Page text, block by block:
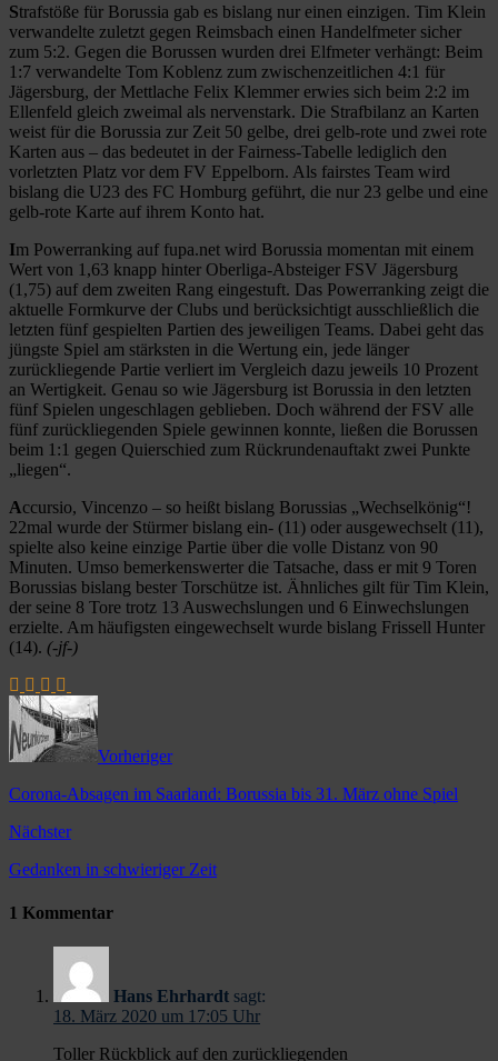
Strafstöße für Borussia gab es bislang nur einen einzigen. Tim Klein
verwandelte zuletzt gegen Reimsbach einen Handelfmeter sicher
zum 5:2. Gegen die Borussen wurden drei Elfmeter verhängt: Beim
1:7 verwandelte Tom Koblenz zum zwischenzeitlichen 4:1 für
Jägersburg, der Mettlache Felix Klemmer erwies sich beim 2:2 im
Ellenfeld gleich zweimal als nervenstark. Die Strafbilanz an Karten
weist für die Borussia zur Zeit 50 gelbe, drei gelb-rote und zwei rote
Karten aus – das bedeutet in der Fairness-Tabelle lediglich den
vorletzten Platz vor dem FV Eppelborn. Als fairstes Team wird
bislang die U23 des FC Homburg geführt, die nur 23 gelbe und eine
gelb-rote Karte auf ihrem Konto hat.
Im Powerranking auf fupa.net wird Borussia momentan mit einem
Wert von 1,63 knapp hinter Oberliga-Absteiger FSV Jägersburg
(1,75) auf dem zweiten Rang eingestuft. Das Powerranking zeigt die
aktuelle Formkurve der Clubs und berücksichtigt ausschließlich die
letzten fünf gespielten Partien des jeweiligen Teams. Dabei geht das
jüngste Spiel am stärksten in die Wertung ein, jede länger
zurückliegende Partie verliert im Vergleich dazu jeweils 10 Prozent
an Wertigkeit. Genau so wie Jägersburg ist Borussia in den letzten
fünf Spielen ungeschlagen geblieben. Doch während der FSV alle
fünf zurückliegenden Spiele gewinnen konnte, ließen die Borussen
beim 1:1 gegen Quierschied zum Rückrundenauftakt zwei Punkte
„liegen“.
Accursio, Vincenzo – so heißt bislang Borussias „Wechselkönig“!
22mal wurde der Stürmer bislang ein- (11) oder ausgewechselt (11),
spielte also keine einzige Partie über die volle Distanz von 90
Minuten. Umso bemerkenswerter die Tatsache, dass er mit 9 Toren
Borussias bislang bester Torschütze ist. Ähnliches gilt für Tim Klein,
der seine 8 Tore trotz 13 Auswechslungen und 6 Einwechslungen
erzielte. Am häufigsten eingewechselt wurde bislang Frissell Hunter
(14). (-jf-)
Vorheriger
Corona-Absagen im Saarland: Borussia bis 31. März ohne Spiel
Nächster
Gedanken in schwieriger Zeit
1 Kommentar
Hans Ehrhardt sagt:
18. März 2020 um 17:05 Uhr
Toller Rückblick auf den zurückliegenden